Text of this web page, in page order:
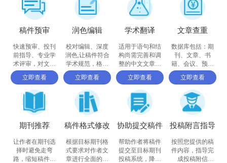
稿件预审
快速预审、投刊
前指导、专业学
术评审，对文章
进行评价
立即查看
润色编辑
校对编辑、深度
润色,让稿件符合
学术规范，格式
体例等标准
立即查看
学术翻译
适用于语句和结
构尚需完善和调
整的中文文章，
确保稿件达到要
求
立即查看
文章查重
数据库包括：期
刊、文章、书
籍、会议、预印
书、百科全书和
摘要等
立即查看
期刊推荐
让作者在期刊选
择时避免走弯
路，缩短稿件被
稿件格式修改
根据目标期刊格
式要求对作者文
章进行全面的格
协助提交稿件
帮助作者将稿件
提交至目标期刊
投稿系统，降低
投稿附言指导
按照您提供的稿
件内容，指导完
成投稿附信